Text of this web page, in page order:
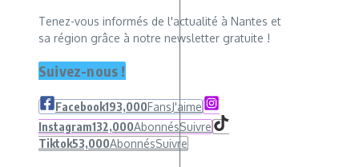
Tenez-vous informés de l'actualité à Nantes et
sa région grâce à notre newsletter gratuite !
Suivez-nous !
Facebook193,000FansJ'aime
Instagram132,000AbonnésSuivre
Tiktok53,000AbonnésSuivre